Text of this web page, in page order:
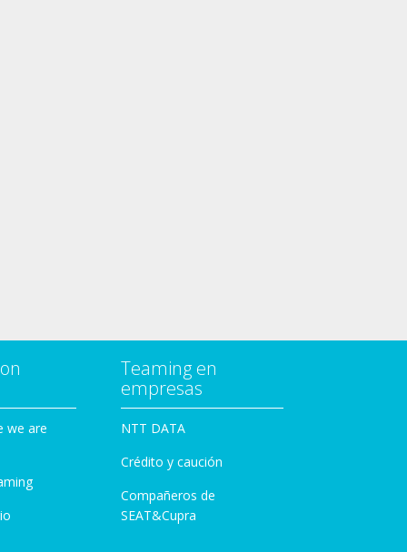
we are
Teaming en
empresas
NTT DATA
Crédito y caución
Compañeros de
SEAT&Cupra